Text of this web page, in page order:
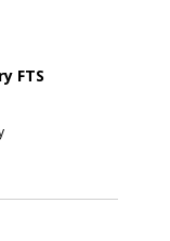
FTS